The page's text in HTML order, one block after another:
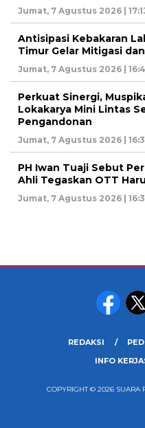
Jumat, 7 Agustus 2026 |
Antisipasi Kebakaran
Timur Gelar Mitigasi
Jumat, 7 Agustus 2026 |
Perkuat Sinergi,
Lokakarya Mini Lintas
Pengandonan
Jumat, 7 Agustus 2026 |
PH Iwan Tuaji Sebut
Ahli Tegaskan OTT
Jumat, 7 Agustus 2026 |
REDAKSI
INFO
COPYRIGHT © 2026 SUARA